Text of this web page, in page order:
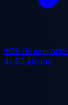
50% de desconto
de$2.48/mo